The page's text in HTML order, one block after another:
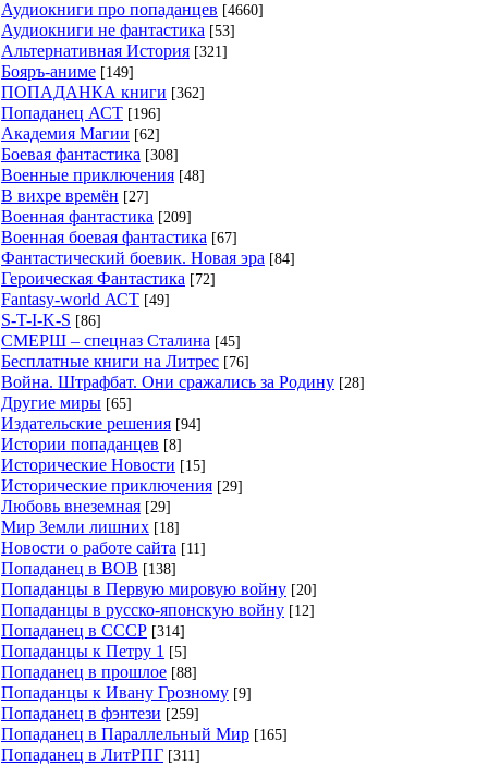
сотню лет там, на северном побережье Галлии, близ
города Морле, веками учились колдовать дети —
истинные маги, прибывшие из всех стран Европы.
Академия пережила множество войн, ни на день не
остановив учебу, но того, что в ближайшее время
ждало нашу несчастную страну, могла и не
выдержать.
К тому же наука и новое оружие во многом
изменили отношение к магии в обществе. Мощные
дальнобойные пушки, сотнями участвующие в
сражениях, ружья в руках тысяч и тысяч обученных
солдат, уменьшили значение боевых магов на поле
боя, и, кажется, скоро вовсе сведут его на нет.
По-прежнему остались востребованы маги-
врачи, маги природы и искусства, но и там
технический прогресс уже заставляет волшебников
понемногу сдавать позиции.
Будущим магам, наследникам еще недавно
самого могущественного сообщества людей, видно,
мало было этих перемен, когда на них обрушилась
новость: академия переезжает в другую страну.
🛑 [Продолжение следует...]
Аудиокниги про попаданцев [4660]
Аудиокниги не фантастика [53]
Альтернативная История [321]
Бояръ-аниме [149]
ПОПАДАНКА книги [362]
Попаданец АСТ [196]
Академия Магии [62]
Боевая фантастика [308]
Военные приключения [48]
В вихре времён [27]
Военная фантастика [209]
Военная боевая фантастика [67]
Фантастический боевик. Новая эра [84]
Героическая Фантастика [72]
Fantasy-world АСТ [49]
S-T-I-K-S [86]
СМЕРШ – спецназ Сталина [45]
Бесплатные книги на Литрес [76]
Война. Штрафбат. Они сражались за Родину [28]
Другие миры [65]
Издательские решения [94]
Истории попаданцев [8]
Исторические Новости [15]
Исторические приключения [29]
Любовь внеземная [29]
Мир Земли лишних [18]
Новости о работе сайта [11]
Попаданец в ВОВ [138]
Попаданцы в Первую мировую войну [20]
Попаданцы в русско-японскую войну [12]
Попаданец в СССР [314]
Попаданцы к Петру 1 [5]
Попаданец в прошлое [88]
Попаданцы к Ивану Грозному [9]
Попаданец в фэнтези [259]
Попаданец в Параллельный Мир [165]
Попаданец в ЛитРПГ [311]